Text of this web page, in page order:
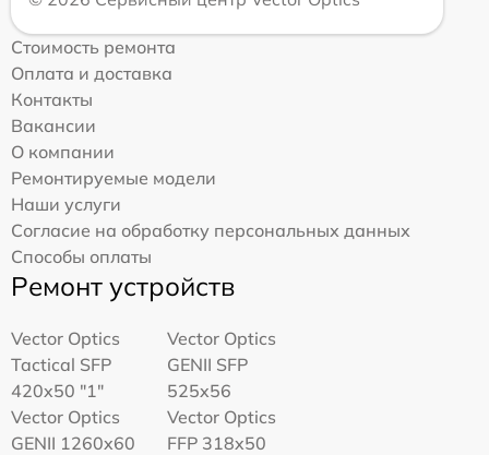
Стоимость ремонта
Оплата и доставка
Контакты
Вакансии
О компании
Ремонтируемые модели
Наши услуги
Согласие на обработку персональных данных
Способы оплаты
Ремонт устройств
Vector Optics
Tactical SFP
420x50 "1"
Vector Optics
GENII SFP
525x56
Vector Optics
GENII 1260x60
Vector Optics
FFP 318x50